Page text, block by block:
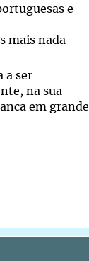
e
mais nada
a ser
na sua
em grande